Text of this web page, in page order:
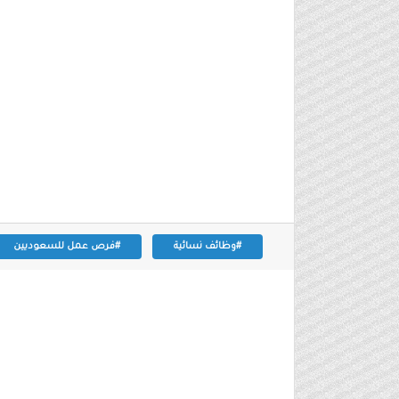
#وظائف نسائية #فرص عمل للسعوديين